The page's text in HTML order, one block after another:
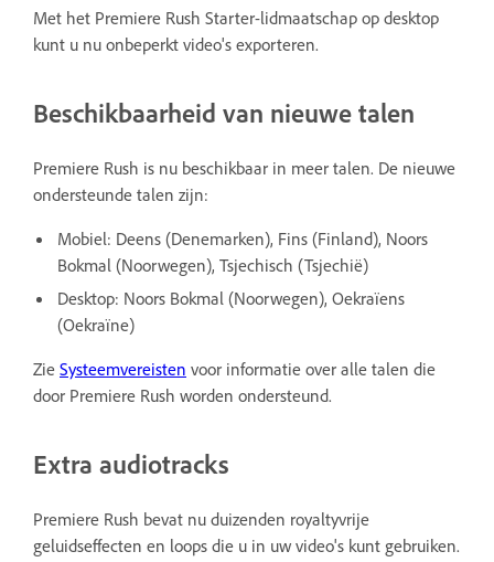
Met het Premiere Rush Starter-lidmaatschap op desktop
kunt u nu onbeperkt video's exporteren.
Beschikbaarheid van nieuwe talen
Premiere Rush is nu beschikbaar in meer talen. De nieuwe
ondersteunde talen zijn:
Mobiel: Deens (Denemarken), Fins (Finland), Noors
Bokmal (Noorwegen), Tsjechisch (Tsjechië)
Desktop: Noors Bokmal (Noorwegen), Oekraïens
(Oekraïne)
Zie Systeemvereisten voor informatie over alle talen die
door Premiere Rush worden ondersteund.
Extra audiotracks
Premiere Rush bevat nu duizenden royaltyvrije
geluidseffecten en loops die u in uw video's kunt gebruiken.